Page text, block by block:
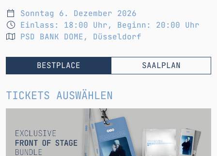
Sonntag 6. Dezember 2026
Einlass: 18:00 Uhr, Beginn: 20:00 Uhr
PSD BANK DOME, Düsseldorf
BESTPLACE SAALPLAN
TICKETS AUSWÄHLEN